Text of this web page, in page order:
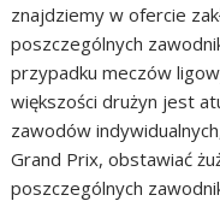
znajdziemy w ofercie
poszczególnych
przypadku meczów
większości drużyn jest
zawodów
Grand Prix, obstawiać
poszczególnych